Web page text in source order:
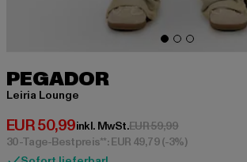
PEGADOR
Leiria Lounge
EUR 50,99
Derzeitiger Preis: EUR 50,99
inkl. MwSt.EUR 59,99Aktionspreis:
30-Tage-Bestpreis**: EUR 49,79(-3%)